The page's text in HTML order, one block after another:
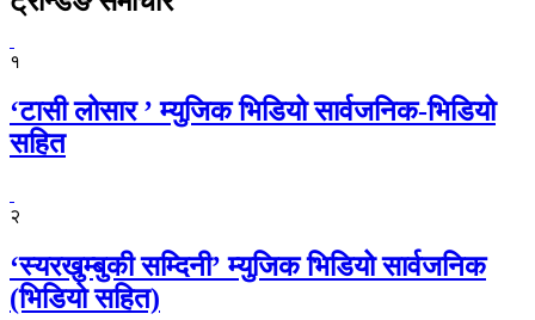
१
‘टासी लोसार ’ म्युजिक भिडियो सार्वजनिक-भिडियो
सहित
२
‘स्यरखुम्बुकी सम्दिनी’ म्युजिक भिडियो सार्वजनिक
(भिडियो सहित)